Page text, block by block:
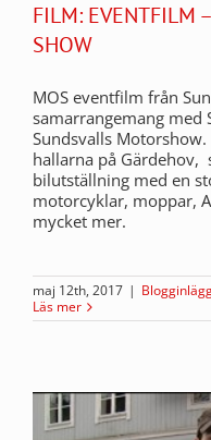
FILM: EVENTFILM
SHOW
MOS eventfilm från
samarrangemang med
Sundsvalls
hallarna på Gärdehov,
bilutställning med en
motorcyklar, moppar,
mycket mer.
maj 12th, 2017 |
Läs mer